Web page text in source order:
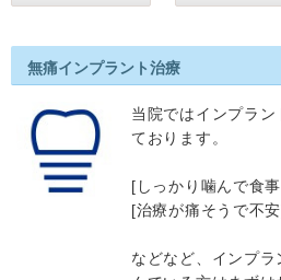
無痛インプラント治療
当院ではインプラ
ております。
[しっかり噛んで食
[治療が痛そうで不
などなど、インプ